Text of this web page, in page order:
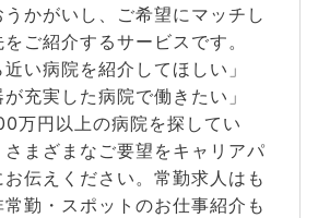
かがいし、ご希望にマッチし
ご紹介するサービスです。
近い病院を紹介してほしい」
が充実した病院で働きたい」
万円以上の病院を探してい
さまざまなご要望をキャリアパ
伝えください。常勤求人はも
勤・スポットのお仕事紹介も